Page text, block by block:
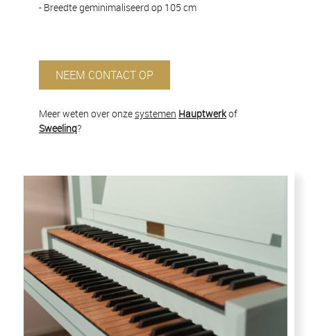
- Breedte geminimaliseerd op 105 cm
NEEM CONTACT OP
Meer weten over onze systemen Hauptwerkof
Sweelinq?